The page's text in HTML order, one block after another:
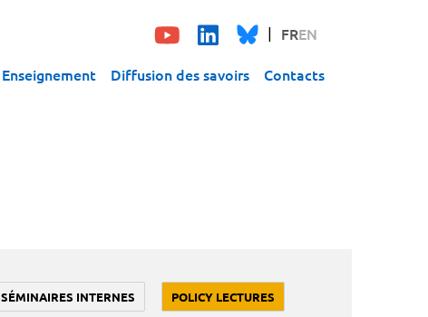
FREN
Enseignement Diffusion des savoirs Contacts
SÉMINAIRES INTERNES POLICY LECTURES